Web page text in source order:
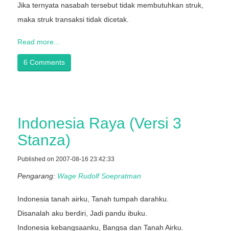
Jika ternyata nasabah tersebut tidak membutuhkan struk,
maka struk transaksi tidak dicetak.
Read more...
6 Comments
Indonesia Raya (Versi 3
Stanza)
Published on 2007-08-16 23:42:33
Pengarang: Wage Rudolf Soepratman
Indonesia tanah airku, Tanah tumpah darahku.
Disanalah aku berdiri, Jadi pandu ibuku.
Indonesia kebangsaanku, Bangsa dan Tanah Airku.